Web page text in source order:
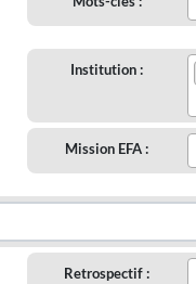
Institution :
Mission EFA :
Retrospectif :